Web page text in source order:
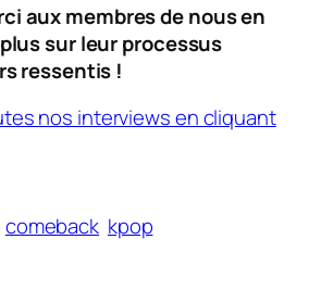
aux membres de nous en
sur leur processus
ressentis !
nos interviews en cliquant
comeback kpop